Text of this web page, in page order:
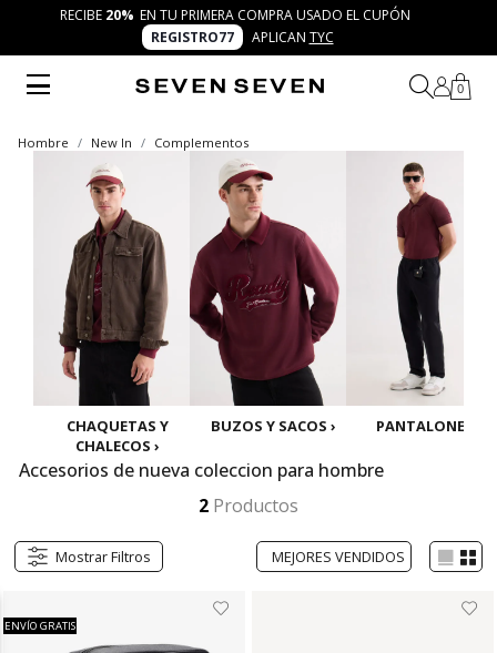
RECIBE 20% EN TU PRIMERA COMPRA USADO EL CUPÓN
REGISTRO77
APLICAN TYC
0
Hombre New In Complementos
CHAQUETAS Y
CHALECOS ›
BUZOS Y SACOS › PANTALONES ›
Accesorios de nueva coleccion para hombre
2 Productos
Mostrar Filtros
ENVÍO GRATIS